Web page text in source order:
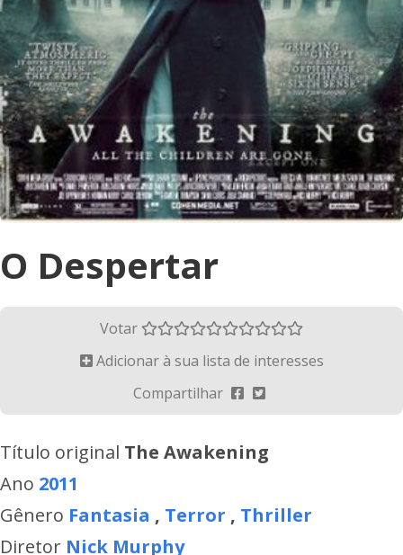
O Despertar
Votar
Adicionar à sua lista de interesses
Compartilhar
Título original The Awakening
Ano 2011
Gênero Fantasia , Terror , Thriller
Diretor Nick Murphy